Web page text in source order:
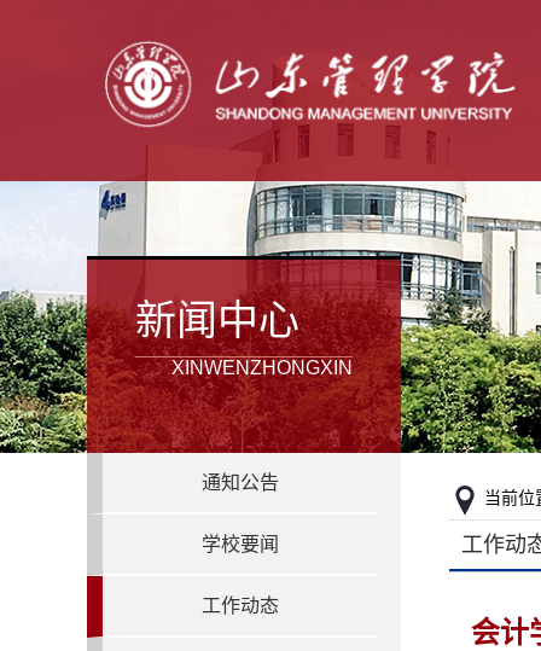
新闻中心
XINWENZHONGXIN
通知公告
学校要闻
工作动态
当前位
工作动
会计